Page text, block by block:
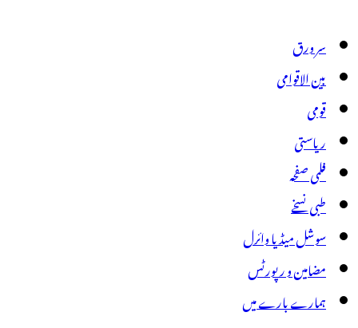
سر ورق
بین الاقوامی
قومی
ریاستی
فلمی صفحہ
طبی نسخے
سوشل میڈیا وائرل
مضامین و رپورٹس
ہمارے بارے میں